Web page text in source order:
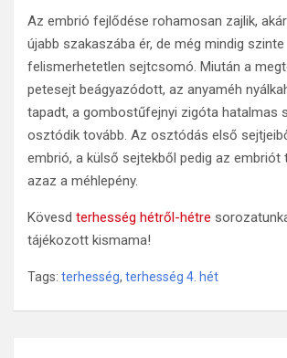
Az embrió fejlődése rohamosan zajlik,
újabb szakaszába ér, de még mindig szinte
felismerhetetlen sejtcsomó. Miután a
petesejt beágyazódott, az anyaméh
tapadt, a gombostűfejnyi zigóta hatalmas
osztódik tovább. Az osztódás első
embrió, a külső sejtekből pedig az embriót
azaz a méhlepény.
Kövesd terhesség hétről-hétre
tájékozott kismama!
Tags: terhesség, terhesség 4. hét